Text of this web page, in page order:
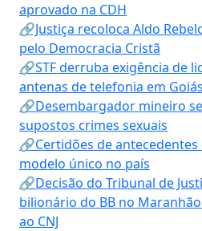
aprovado na CDH
🔗Justiça recoloca Aldo
pelo Democracia Cristã
🔗STF derruba exigência de
antenas de telefonia em Goiás
🔗Desembargador mineiro
supostos crimes sexuais
🔗Certidões de
modelo único no país
🔗Decisão do Tribunal de
bilionário do BB no
ao CNJ